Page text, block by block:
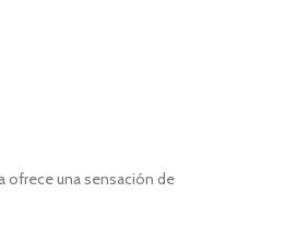
ofrece una sensación de